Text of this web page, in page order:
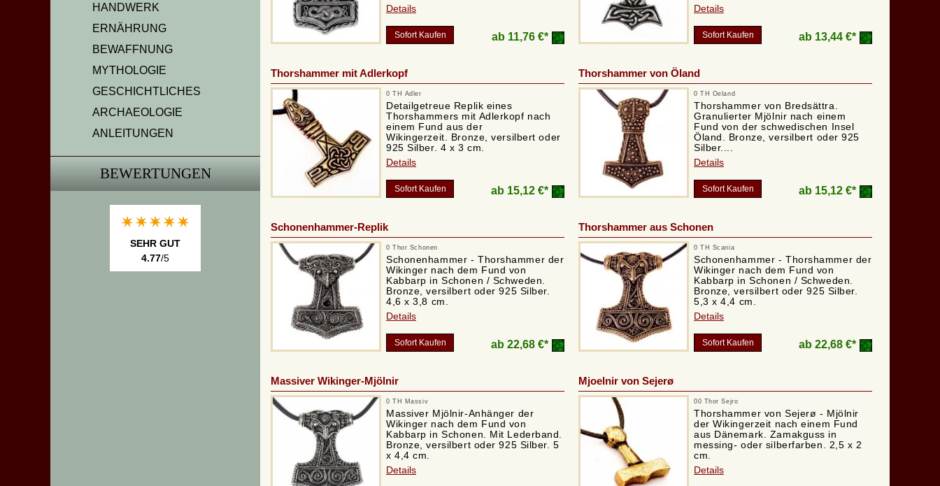
HANDWERK
ERNÄHRUNG
BEWAFFNUNG
MYTHOLOGIE
GESCHICHTLICHES
ARCHAEOLOGIE
ANLEITUNGEN
BEWERTUNGEN
SEHR GUT
4.77/5
Details
Sofort Kaufen ab 11,76 €*
Details
Sofort Kaufen ab 13,44 €*
Thorshammer mit Adlerkopf
0 TH Adler
Detailgetreue Replik eines
Thorshammers mit Adlerkopf nach
einem Fund aus der
Wikingerzeit. Bronze, versilbert oder
925 Silber. 4 x 3 cm.
Details
Sofort Kaufen ab 15,12 €*
Thorshammer von Öland
0 TH Oeland
Thorshammer von Bredsättra.
Granulierter Mjölnir nach einem
Fund von der schwedischen Insel
Öland. Bronze, versilbert oder 925
Silber....
Details
Sofort Kaufen ab 15,12 €*
Schonenhammer-Replik
0 Thor Schonen
Schonenhammer - Thorshammer der
Wikinger nach dem Fund von
Kabbarp in Schonen / Schweden.
Bronze, versilbert oder 925 Silber.
4,6 x 3,8 cm.
Details
Sofort Kaufen ab 22,68 €*
Thorshammer aus Schonen
0 TH Scania
Schonenhammer - Thorshammer der
Wikinger nach dem Fund von
Kabbarp in Schonen / Schweden.
Bronze, versilbert oder 925 Silber.
5,3 x 4,4 cm.
Details
Sofort Kaufen ab 22,68 €*
Massiver Wikinger-Mjölnir
0 TH Massiv
Massiver Mjölnir-Anhänger der
Wikinger nach dem Fund von
Kabbarp in Schonen. Mit Lederband.
Bronze, versilbert oder 925 Silber. 5
x 4,4 cm.
Details
Mjoelnir von Sejerø
00 Thor Sejro
Thorshammer von Sejerø - Mjölnir
der Wikingerzeit nach einem Fund
aus Dänemark. Zamakguss in
messing- oder silberfarben. 2,5 x 2
cm.
Details